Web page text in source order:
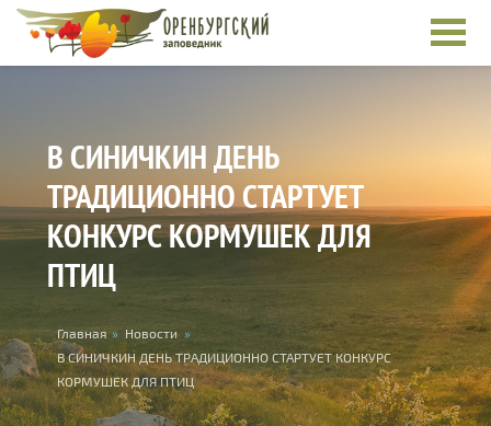
Skip to main content
В СИНИЧКИН ДЕНЬ
ТРАДИЦИОННО СТАРТУЕТ
КОНКУРС КОРМУШЕК ДЛЯ
ПТИЦ
You are here
Главная » Новости »
В СИНИЧКИН ДЕНЬ ТРАДИЦИОННО СТАРТУЕТ КОНКУРС
КОРМУШЕК ДЛЯ ПТИЦ